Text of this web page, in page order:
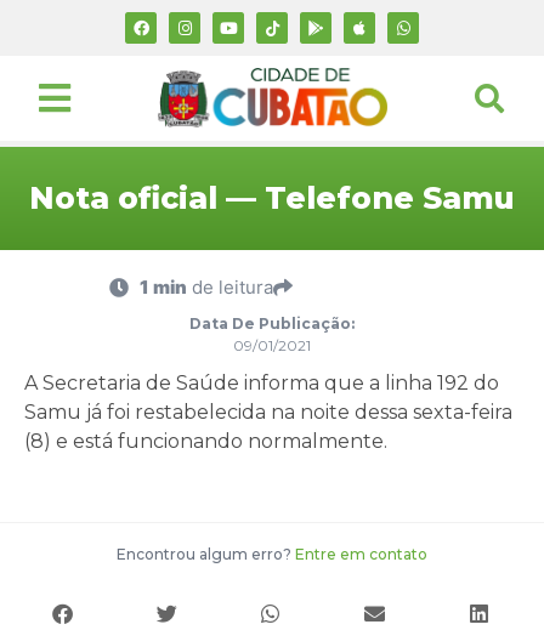
Nota oficial — Telefone Samu
1 min de leitura
Data De Publicação:
09/01/2021
A Secretaria de Saúde informa que a linha 192 do
Samu já foi restabelecida na noite dessa sexta-feira
(8) e está funcionando normalmente.
Encontrou algum erro? Entre em contato